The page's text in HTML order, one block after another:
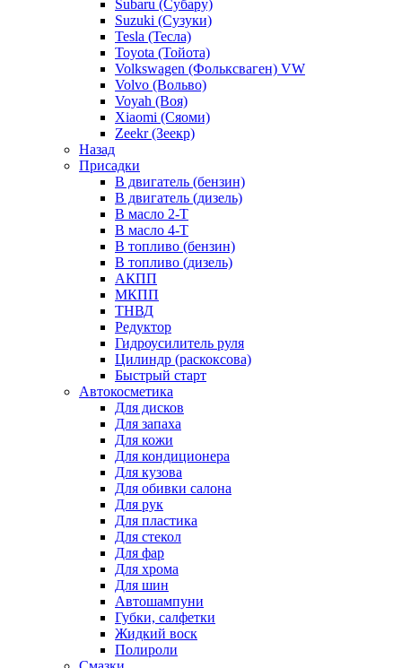
Subaru (Субару)
Suzuki (Сузуки)
Tesla (Тесла)
Toyota (Тойота)
Volkswagen (Фольксваген) VW
Volvo (Вольво)
Voyah (Воя)
Xiaomi (Сяоми)
Zeekr (Зеекр)
Назад
Присадки
В двигатель (бензин)
В двигатель (дизель)
В масло 2-Т
В масло 4-Т
В топливо (бензин)
В топливо (дизель)
АКПП
МКПП
ТНВД
Редуктор
Гидроусилитель руля
Цилиндр (раскоксова)
Быстрый старт
Автокосметика
Для дисков
Для запаха
Для кожи
Для кондиционера
Для кузова
Для обивки салона
Для рук
Для пластика
Для стекол
Для фар
Для хрома
Для шин
Автошампуни
Губки, салфетки
Жидкий воск
Полироли